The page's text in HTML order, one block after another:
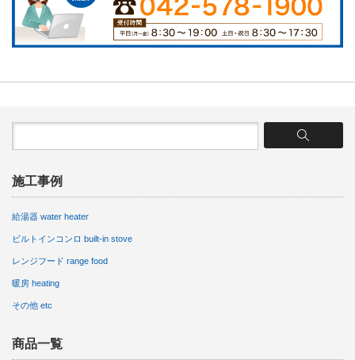
施工事例
給湯器 water heater
ビルトインコンロ built-in stove
レンジフード range food
暖房 heating
その他 etc
商品一覧